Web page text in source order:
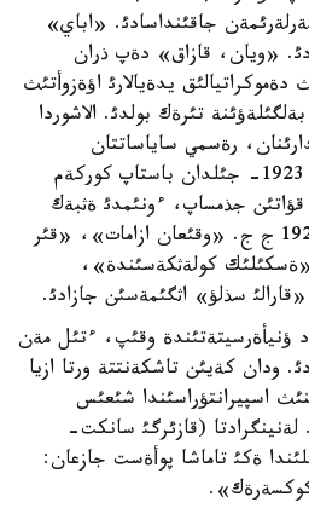
جاقئنداسادئ. «اباي»
«ويان، قازاق» دةپ ذران
يدةيالارئ اؤةزوأتئث
تئرةك بولدئ. الاشوردا
رةسمي ساياساتتان
ئعئستئرئلا باستاعان سوث، 1923- جئلدان باستاپ كوركةم
جذمساپ، ءونئمدئ ةثبةك
ةتؤگة كئرئسةدئ. 1923-1926 ج ج. «وقئعان ازامات»، «قئر
كولةثكةسئندة»،
سذلؤ» اثگئمةسئن جازادئ.
ؤنيأةرسيتةتئندة وقئپ، ءتئل مةن
ودان كةيئن تاشكةنتتة ورتا ازيا
اسپيرانتؤراسئندا شئعئس
لةنينگرادتا (قازئرگئ سانكت-
ةكئ تاماشا پوأةست جازعان: